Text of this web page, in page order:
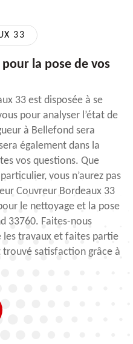
33
la pose de vos
33 est disposée à se
pour analyser l’état de
à Bellefond sera
également dans la
vos questions. Que
vous n’aurez pas
Couvreur Bordeaux 33
le nettoyage et la pose
33760. Faites-nous
travaux et faites partie
satisfaction grâce à